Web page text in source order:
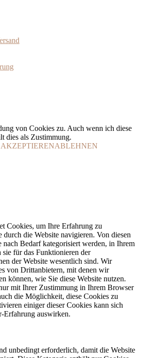
von Cookies zu. Auch wenn ich diese
dies als Zustimmung.
AKZEPTIERENABLEHNEN
Cookies, um Ihre Erfahrung zu
durch die Website navigieren. Von diesen
nach Bedarf kategorisiert werden, in Ihrem
sie für das Funktionieren der
der Website wesentlich sind. Wir
von Drittanbietern, mit denen wir
können, wie Sie diese Website nutzen.
mit Ihrer Zustimmung in Ihrem Browser
die Möglichkeit, diese Cookies zu
einiger dieser Cookies kann sich
Erfahrung auswirken.
unbedingt erforderlich, damit die Website